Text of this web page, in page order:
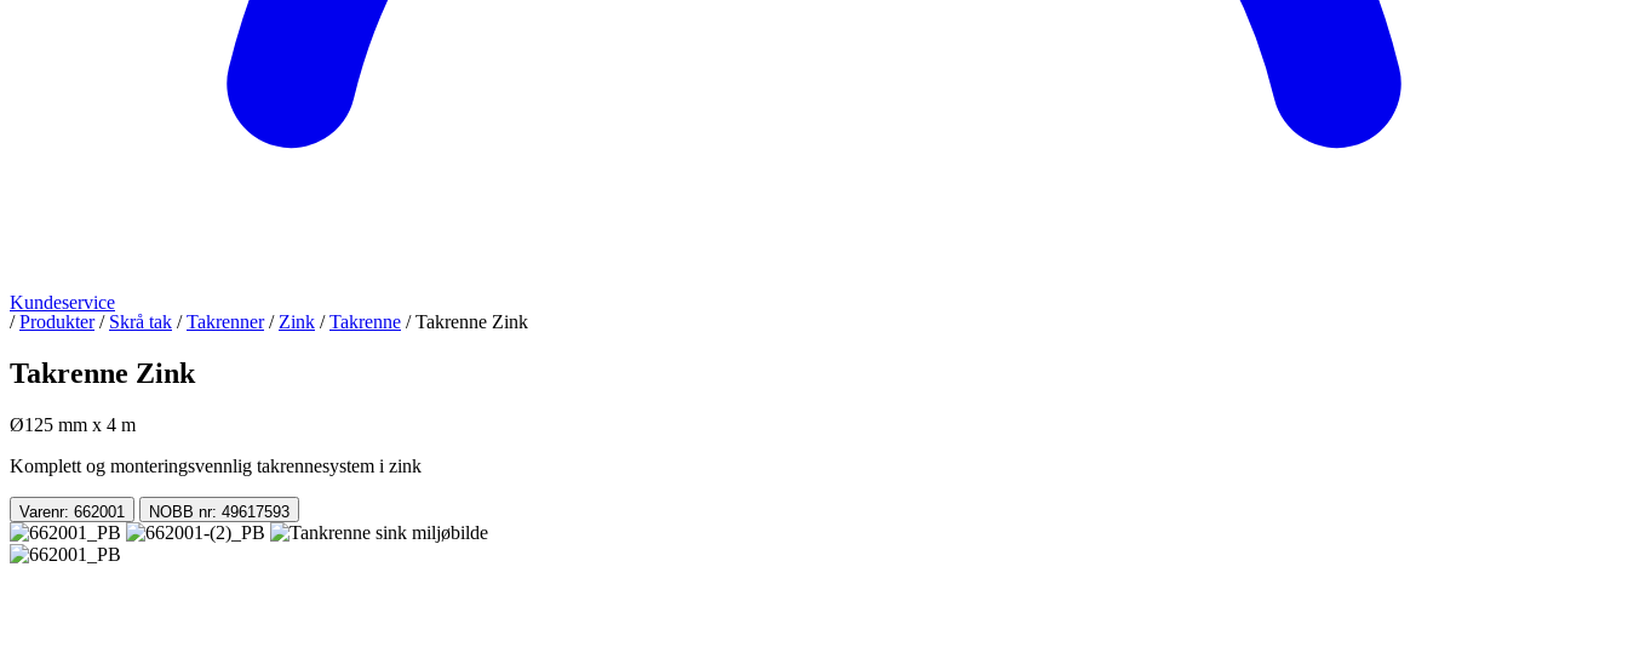
Kundeservice
/ Produkter / Skrå tak / Takrenner / Zink / Takrenne / Takrenne Zink
Takrenne Zink
Ø125 mm x 4 m
Komplett og monteringsvennlig takrennesystem i zink
Varenr: 662001 NOBB nr: 49617593